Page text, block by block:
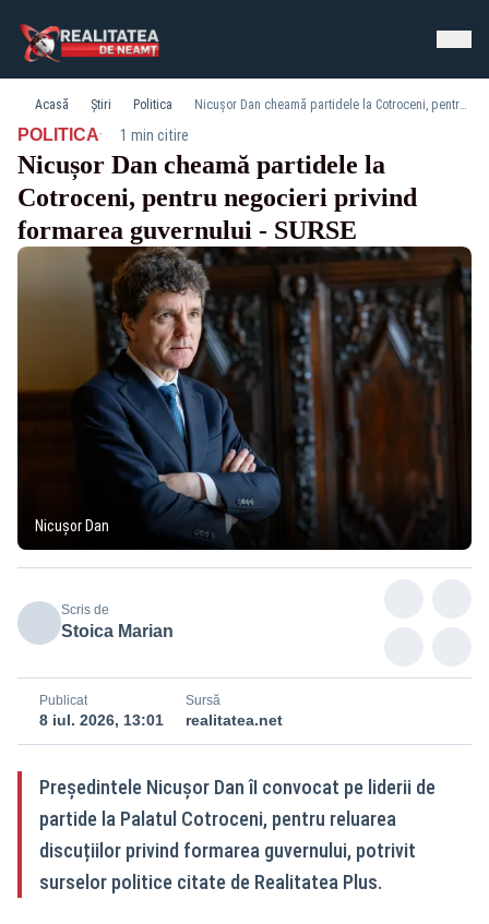
Acasă Știri Politica Nicușor Dan cheamă partidele la Cotroceni, pentru negocieri privind formarea guvernului - SURSE
POLITICA· 1 min citire
Nicușor Dan cheamă partidele la
Cotroceni, pentru negocieri privind
formarea guvernului - SURSE
Nicușor Dan
Scris de
Stoica Marian
Publicat
8 iul. 2026, 13:01
Sursă
realitatea.net
Președintele Nicușor Dan îI convocat pe liderii de
partide la Palatul Cotroceni, pentru reluarea
discuțiilor privind formarea guvernului, potrivit
surselor politice citate de Realitatea Plus.